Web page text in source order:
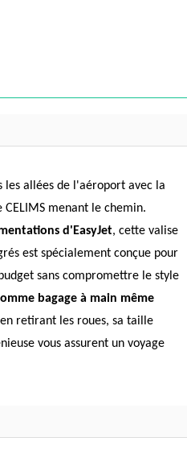
les allées de l'aéroport avec la
menant le chemin.
d'EasyJet, cette valise
est spécialement conçue pour
sans compromettre le style
bagage à main même
en retirant les roues, sa taille
vous assurent un voyage